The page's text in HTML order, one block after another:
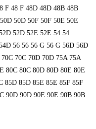
F 48 F 48D 48D 48В 48В
50D 50D 50F 50F 50Е 50Е
52D 52E 52E 54 54
56 56 56 G 56 G 56D 56D
70C 70C 70D 70D 75A 75A
80C 80C 80D 80D 80E 80E
85D 85D 85E 85E 85F 85F
90D 90D 90E 90E 90В 90В